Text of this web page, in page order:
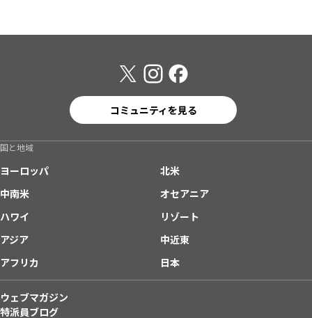
コミュニティを見る
国と地域
ヨーロッパ
北米
中南米
オセアニア
ハワイ
リゾート
アジア
中近東
アフリカ
日本
ウェブマガジン
特派員ブログ